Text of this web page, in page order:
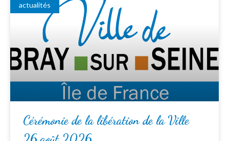
actualités
Cérémonie de la libération de la Ville